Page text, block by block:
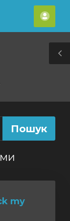
my